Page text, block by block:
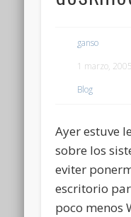
ganso
1 marzo, 2005
Blog
Ayer estuve
sobre los
eviter
escritorio
poco menos